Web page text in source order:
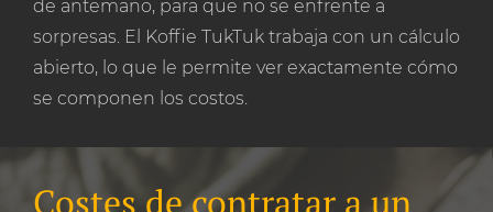
de antemano, para que no se enfrente a
sorpresas. El Koffie TukTuk trabaja con un cálculo
abierto, lo que le permite ver exactamente cómo
se componen los costos.
Costes de contratar a un